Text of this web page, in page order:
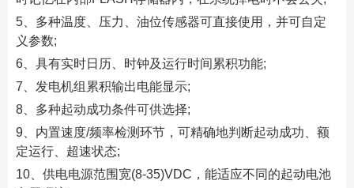
5、多种温度、压力、油位传感器可直接使用，并可自定
义参数;
6、具有实时日历、时钟及运行时间累积功能;
7、发电机组累积输出电能显示;
8、多种起动成功条件可供选择;
9、内置速度/频率检测环节，可精确地判断起动成功、额
定运行、超速状态;
10、供电电源范围宽(8-35)VDC，能适应不同的起动电池